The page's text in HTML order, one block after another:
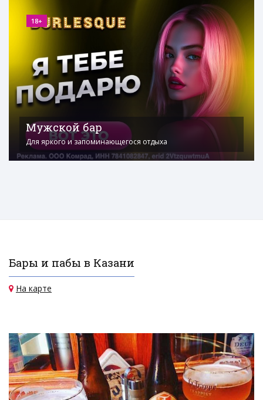
18+
Мужской бар
Для яркого и запоминающегося отдыха
Бары и пабы в Казани
На карте